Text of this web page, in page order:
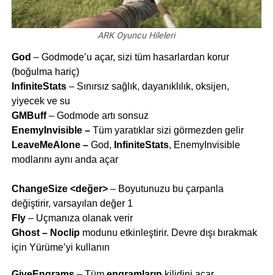
ARK Oyuncu Hileleri
God – Godmode’u açar, sizi tüm hasarlardan korur
(boğulma hariç)
InfiniteStats– Sınırsız sağlık, dayanıklılık, oksijen,
yiyecek ve su
GMBuff– Godmode artı sonsuz
EnemyInvisible –Tüm yaratıklar sizi görmezden gelir
LeaveMeAlone –God, InfiniteStats, EnemyInvisible
modlarını aynı anda açar
ChangeSize <değer>– Boyutunuzu bu çarpanla
değiştirir, varsayılan değer 1
Fly– Uçmanıza olanak verir
Ghost– Noclipmodunu etkinleştirir. Devre dışı bırakmak
için Yürüme’yi kullanın